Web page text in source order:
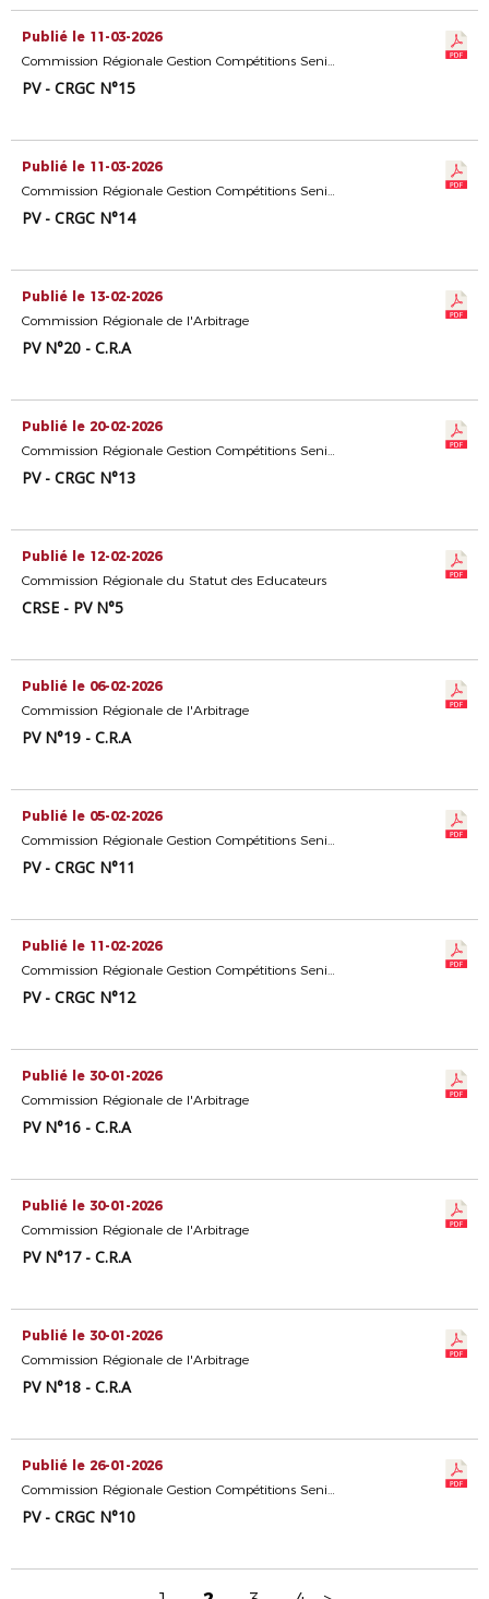
Publié le 11-03-2026
Commission Régionale Gestion Compétitions Seniors
PV - CRGC N°15
Publié le 11-03-2026
Commission Régionale Gestion Compétitions Seniors
PV - CRGC N°14
Publié le 13-02-2026
Commission Régionale de l'Arbitrage
PV N°20 - C.R.A
Publié le 20-02-2026
Commission Régionale Gestion Compétitions Seniors
PV - CRGC N°13
Publié le 12-02-2026
Commission Régionale du Statut des Educateurs
CRSE - PV N°5
Publié le 06-02-2026
Commission Régionale de l'Arbitrage
PV N°19 - C.R.A
Publié le 05-02-2026
Commission Régionale Gestion Compétitions Seniors
PV - CRGC N°11
Publié le 11-02-2026
Commission Régionale Gestion Compétitions Seniors
PV - CRGC N°12
Publié le 30-01-2026
Commission Régionale de l'Arbitrage
PV N°16 - C.R.A
Publié le 30-01-2026
Commission Régionale de l'Arbitrage
PV N°17 - C.R.A
Publié le 30-01-2026
Commission Régionale de l'Arbitrage
PV N°18 - C.R.A
Publié le 26-01-2026
Commission Régionale Gestion Compétitions Seniors
PV - CRGC N°10